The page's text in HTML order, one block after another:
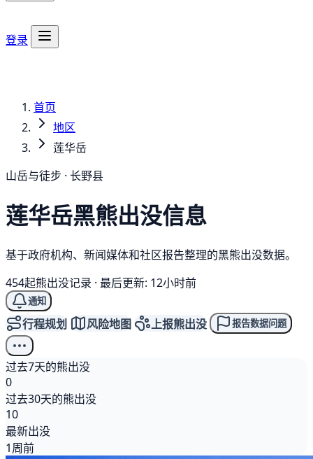
登录
首页
地区
莲华岳
山岳与徒步 · 长野县
莲华岳黑熊出没信息
基于政府机构、新闻媒体和社区报告整理的黑熊出没数据。
454起熊出没记录 · 最后更新: 12小时前
通知
行程规划 风险地图 上报熊出没 报告数据问题
过去7天的熊出没
0
过去30天的熊出没
10
最新出没
1周前